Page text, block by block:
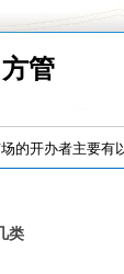
方管
的开办者主要有
类